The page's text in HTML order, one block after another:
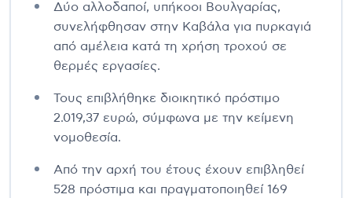
Δύο αλλοδαποί, υπήκοοι Βουλγαρίας,
συνελήφθησαν στην Καβάλα για πυρκαγιά
από αμέλεια κατά τη χρήση τροχού σε
θερμές εργασίες.
Τους επιβλήθηκε διοικητικό πρόστιμο
2.019,37 ευρώ, σύμφωνα με την κείμενη
νομοθεσία.
Από την αρχή του έτους έχουν επιβληθεί
528 πρόστιμα και πραγματοποιηθεί 169